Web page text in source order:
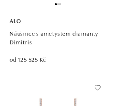
ALO
Náušnice s ametystem diamanty
Dimitris
od 125 525 Kč